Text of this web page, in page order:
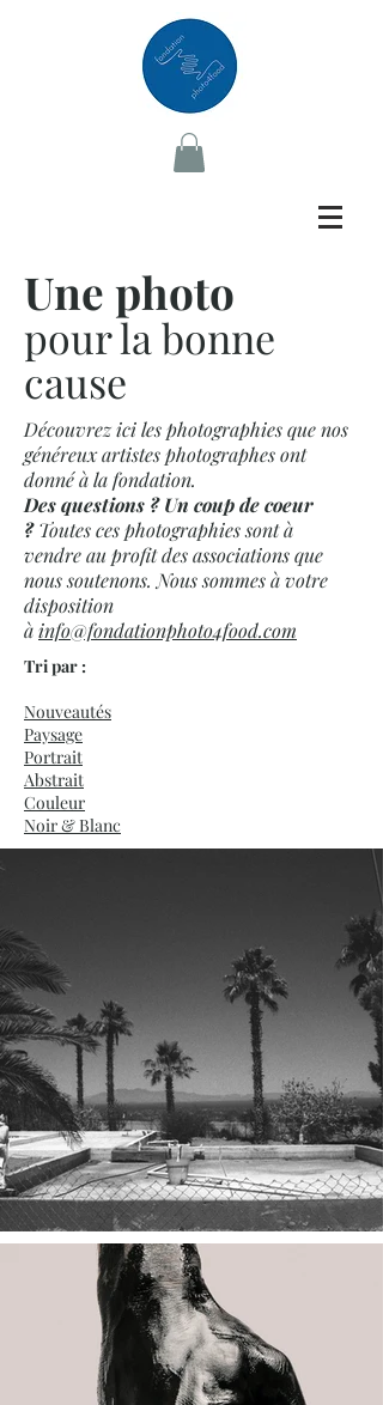
Une photo
pour la bonne
cause
Découvrez ici les photographies que nos
généreux artistes photographes ont
donné à la fondation.
Des questions ? Un coup de coeur
?Toutes ces photographies sont à
vendre au profit des associations que
nous soutenons. Nous sommes à votre
disposition
àinfo@fondationphoto4food.com
Tri par :
Nouveautés
Paysage
Portrait
Abstrait
Couleur
Noir & Blanc